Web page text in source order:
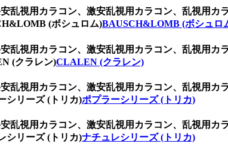
乱視用カラコン、激安乱視用カラコン、乱視用カ
(ボシュロム)BAUSCH&LOMB (ボシュロ
乱視用カラコン、激安乱視用カラコン、乱視用カ
(クラレン)CLALEN (クラレン)
乱視用カラコン、激安乱視用カラコン、乱視用カ
シリーズ (トリカ)ポプラーシリーズ (トリカ)
乱視用カラコン、激安乱視用カラコン、乱視用カ
シリーズ (トリカ)ナチュレシリーズ (トリカ)